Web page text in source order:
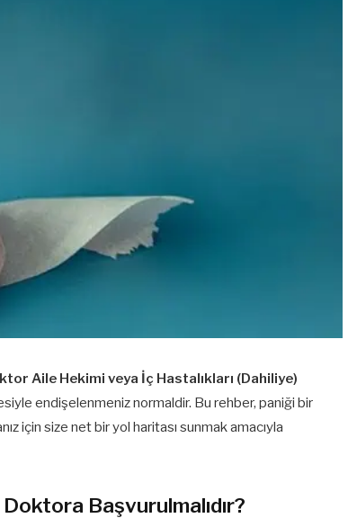
Aile Hekimi veya İç Hastalıkları (Dahiliye)
endişelenmeniz normaldir. Bu rehber, paniği bir
için size net bir yol haritası sunmak amacıyla
Başvurulmalıdır?